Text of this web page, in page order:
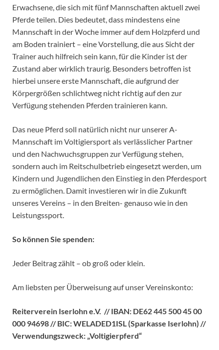
Erwachsene, die sich mit fünf Mannschaften aktuell zwei
Pferde teilen. Dies bedeutet, dass mindestens eine
Mannschaft in der Woche immer auf dem Holzpferd und
am Boden trainiert – eine Vorstellung, die aus Sicht der
Trainer auch hilfreich sein kann, für die Kinder ist der
Zustand aber wirklich traurig. Besonders betroffen ist
hierbei unsere erste Mannschaft, die aufgrund der
Körpergrößen schlichtweg nicht richtig auf den zur
Verfügung stehenden Pferden trainieren kann.
Das neue Pferd soll natürlich nicht nur unserer A-
Mannschaft im Voltigiersport als verlässlicher Partner
und den Nachwuchsgruppen zur Verfügung stehen,
sondern auch im Reitschulbetrieb eingesetzt werden, um
Kindern und Jugendlichen den Einstieg in den Pferdesport
zu ermöglichen. Damit investieren wir in die Zukunft
unseres Vereins – in den Breiten- genauso wie in den
Leistungssport.
So können Sie spenden:
Jeder Beitrag zählt – ob groß oder klein.
Am liebsten per Überweisung auf unser Vereinskonto:
Reiterverein Iserlohn e.V. // IBAN: DE62 445 500 45 00
000 94698 // BIC: WELADED1ISL (Sparkasse Iserlohn) //
Verwendungszweck: „Voltigierpferd“